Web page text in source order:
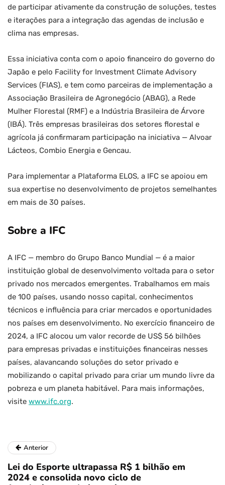
de participar ativamente da construção de soluções, testes
e iterações para a integração das agendas de inclusão e
clima nas empresas.
Essa iniciativa conta com o apoio financeiro do governo do
Japão e pelo Facility for Investment Climate Advisory
Services (FIAS), e tem como parceiras de implementação a
Associação Brasileira de Agronegócio (ABAG), a Rede
Mulher Florestal (RMF) e a Indústria Brasileira de Árvore
(IBÁ). Três empresas brasileiras dos setores florestal e
agrícola já confirmaram participação na iniciativa — Alvoar
Lácteos, Combio Energia e Gencau.
Para implementar a Plataforma ELOS, a IFC se apoiou em
sua expertise no desenvolvimento de projetos semelhantes
em mais de 30 países.
Sobre a IFC
A IFC — membro do Grupo Banco Mundial — é a maior
instituição global de desenvolvimento voltada para o setor
privado nos mercados emergentes. Trabalhamos em mais
de 100 países, usando nosso capital, conhecimentos
técnicos e influência para criar mercados e oportunidades
nos países em desenvolvimento. No exercício financeiro de
2024, a IFC alocou um valor recorde de US$ 56 bilhões
para empresas privadas e instituições financeiras nesses
países, alavancando soluções do setor privado e
mobilizando o capital privado para criar um mundo livre da
pobreza e um planeta habitável. Para mais informações,
visite www.ifc.org.
Anterior
Lei do Esporte ultrapassa R$ 1 bilhão em
2024 e consolida novo ciclo de